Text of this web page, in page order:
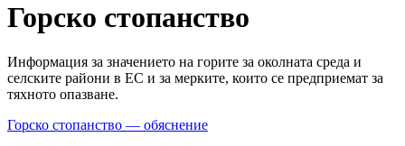
Горско стопанство
Информация за значението на горите за околната среда и
селските райони в ЕС и за мерките, които се предприемат за
тяхното опазване.
Горско стопанство — обяснение